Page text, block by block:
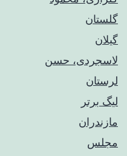
گلستان
گیلان
لاسجردی، حسن
لرستان
لیگ برتر
مازندران
مجلس